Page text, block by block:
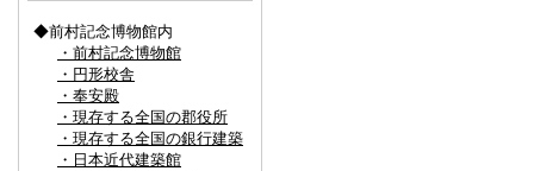
◆前村記念博物館内
・前村記念博物館
・円形校舎
・奉安殿
・現存する全国の郡役所
・現存する全国の銀行建築
・日本近代建築館